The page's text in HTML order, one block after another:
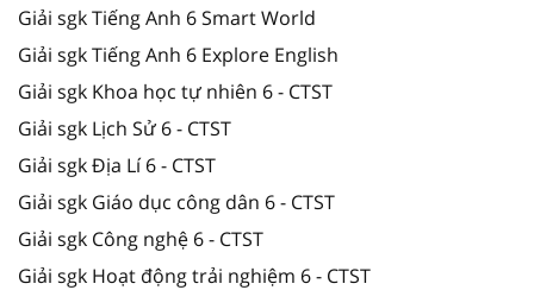
Giải sgk Tiếng Anh 6 Smart World
Giải sgk Tiếng Anh 6 Explore English
Giải sgk Khoa học tự nhiên 6 - CTST
Giải sgk Lịch Sử 6 - CTST
Giải sgk Địa Lí 6 - CTST
Giải sgk Giáo dục công dân 6 - CTST
Giải sgk Công nghệ 6 - CTST
Giải sgk Hoạt động trải nghiệm 6 - CTST